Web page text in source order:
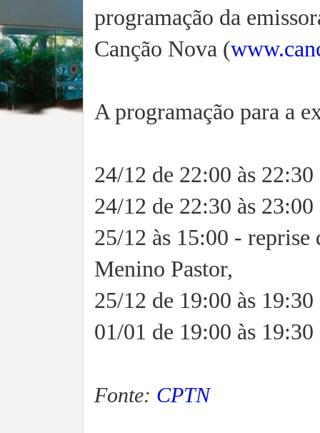
programação da
Canção Nova (
A programação para a
24/12 de 22:00 às
24/12 de 22:30 às
25/12 às 15:00 -
Menino Pastor,
25/12 de 19:00 às
01/01 de 19:00 às
Fonte: CPTN